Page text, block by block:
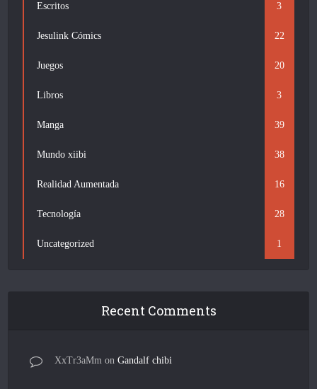
Escritos 3
Jesulink Cómics 22
Juegos 20
Libros 3
Manga 39
Mundo xiibi 38
Realidad Aumentada 16
Tecnología 28
Uncategorized 1
Recent Comments
XxTr3aMm onGandalf chibi